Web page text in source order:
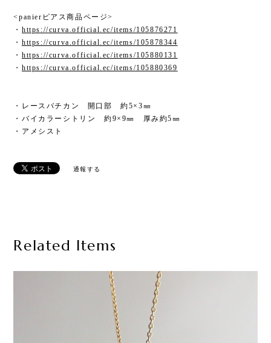
<panierピアス商品ページ>
・ https://curva.official.ec/items/105876271
・ https://curva.official.ec/items/105878344
・ https://curva.official.ec/items/105880131
・ https://curva.official.ec/items/105880369
・レースバチカン 開口部 約5×3㎜
・バイカラーシトリン 約9×9㎜ 厚み約5㎜
・アメシスト
通報する
Related Items